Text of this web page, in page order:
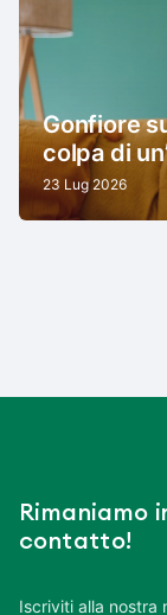
Gonfiore
colpa di
23 Lug 2026
Rimaniamo
contatto!
Iscriviti alla nostra